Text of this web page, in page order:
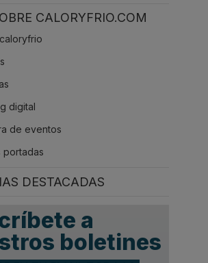
CALORYFRIO.COM
digital
de eventos
portadas
DESTACADAS
a
boletines